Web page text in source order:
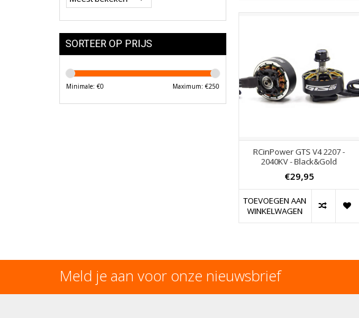
SORTEER OP PRIJS
Minimale: €0 Maximum: €250
RCinPower GTS V4 2207 -
2040KV - Black&Gold
€29,95
TOEVOEGEN AAN
WINKELWAGEN
Meld je aan voor onze nieuwsbrief